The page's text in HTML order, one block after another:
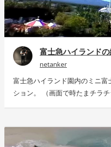
富士急ハイランドの
netanker
富士急ハイランド園内のミニ
ション。 （画面で時たまチラ
4125-4c14-9883-
ンパ」が「ド・ドドンパ」に